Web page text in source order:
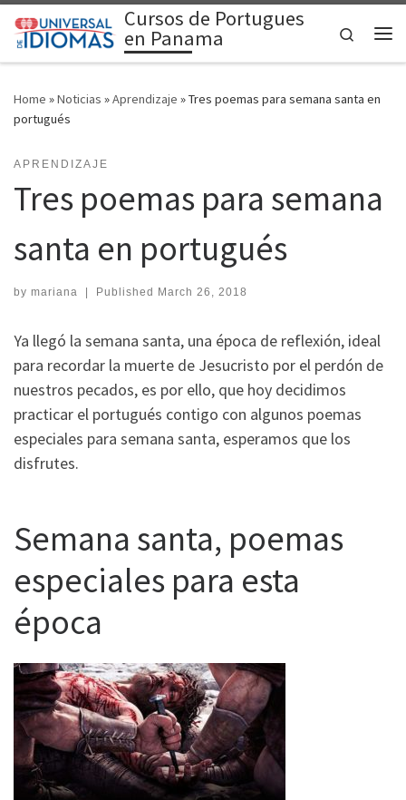
Skip to content Cursos de Portugues
en Panama
Search
Home »Noticias »Aprendizaje »Tres poemas para semana santa en
portugués
APRENDIZAJE
Tres poemas para semana
santa en portugués
by mariana Published March 26, 2018
Ya llegó la semana santa, una época de reflexión, ideal
para recordar la muerte de Jesucristo por el perdón de
nuestros pecados, es por ello, que hoy decidimos
practicar el portugués contigo con algunos poemas
especiales para semana santa, esperamos que los
disfrutes.
Semana santa, poemas
especiales para esta
época